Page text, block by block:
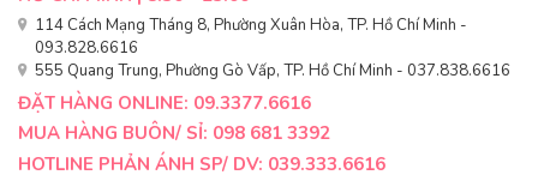
114 Cách Mạng Tháng 8, Phường Xuân Hòa, TP. Hồ Chí Minh -
093.828.6616
555 Quang Trung, Phường Gò Vấp, TP. Hồ Chí Minh - 037.838.6616
ĐẶT HÀNG ONLINE: 09.3377.6616
MUA HÀNG BUÔN/ SỈ: 098 681 3392
HOTLINE PHẢN ÁNH SP/ DV: 039.333.6616